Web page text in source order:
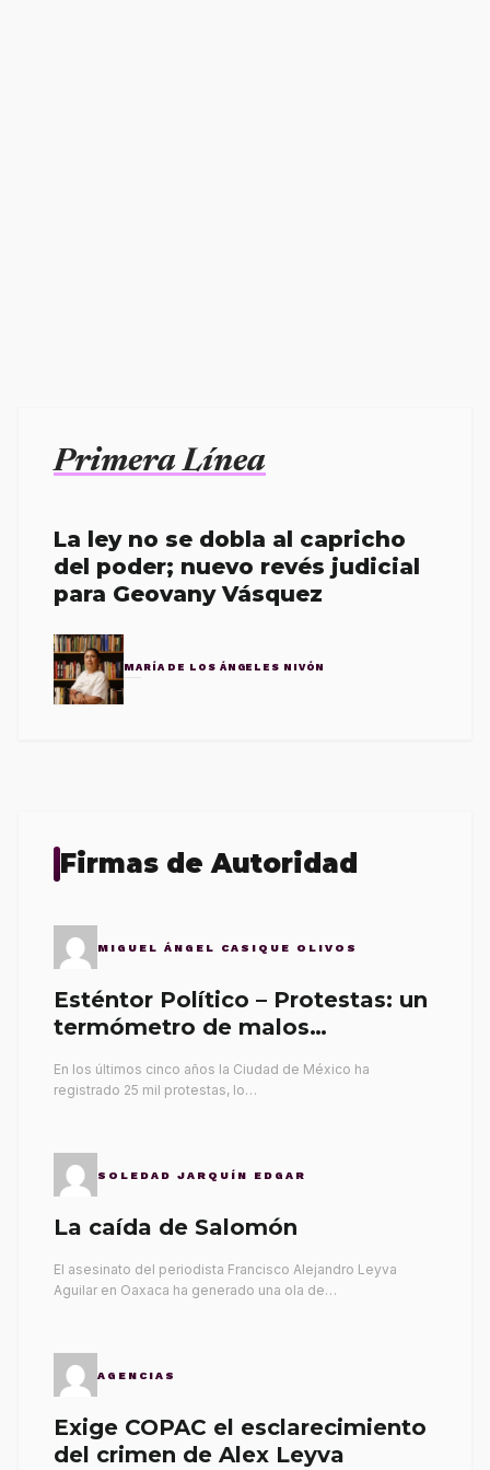
Primera Línea
La ley no se dobla al capricho
del poder; nuevo revés judicial
para Geovany Vásquez
MARÍA DE LOS ÁNGELES NIVÓN
Firmas de Autoridad
MIGUEL ÁNGEL CASIQUE OLIVOS
Esténtor Político – Protestas: un
termómetro de malos
En los últimos cinco años la Ciudad de México ha
registrado 25 mil protestas, lo…
SOLEDAD JARQUÍN EDGAR
La caída de Salomón
El asesinato del periodista Francisco Alejandro Leyva
Aguilar en Oaxaca ha generado una ola de…
AGENCIAS
Exige COPAC el esclarecimiento
del crimen de Alex Leyva